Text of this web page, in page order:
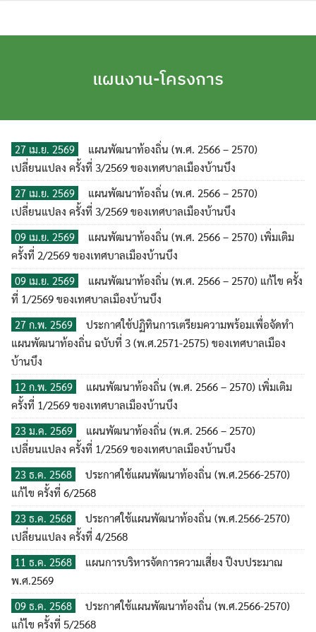
ค้นหา
สำหรับ:
แผนงาน-โครงการ
27 เม.ย. 2569
แผนพัฒนาท้องถิ่น (พ.ศ. 2566 – 2570)
เปลี่ยนแปลง ครั้งที่ 3/2569 ของเทศบาลเมืองบ้านบึง
27 เม.ย. 2569
แผนพัฒนาท้องถิ่น (พ.ศ. 2566 – 2570)
เปลี่ยนแปลง ครั้งที่ 3/2569 ของเทศบาลเมืองบ้านบึง
09 เม.ย. 2569
แผนพัฒนาท้องถิ่น (พ.ศ. 2566 – 2570) เพิ่มเติม
ครั้งที่ 2/2569 ของเทศบาลเมืองบ้านบึง
09 เม.ย. 2569
แผนพัฒนาท้องถิ่น (พ.ศ. 2566 – 2570) แก้ไข ครั้ง
ที่ 1/2569 ของเทศบาลเมืองบ้านบึง
27 ก.พ. 2569
ประกาศใช้ปฏิทินการเตรียมความพร้อมเพื่อจัดทำ
แผนพัฒนาท้องถิ่น ฉบับที่ 3 (พ.ศ.2571-2575) ของเทศบาลเมือง
บ้านบึง
12 ก.พ. 2569
แผนพัฒนาท้องถิ่น (พ.ศ. 2566 – 2570) เพิ่มเติม
ครั้งที่ 1/2569 ของเทศบาลเมืองบ้านบึง
23 ม.ค. 2569
แผนพัฒนาท้องถิ่น (พ.ศ. 2566 – 2570)
เปลี่ยนแปลง ครั้งที่ 1/2569 ของเทศบาลเมืองบ้านบึง
23 ธ.ค. 2568
ประกาศใช้แผนพัฒนาท้องถิ่น (พ.ศ.2566-2570)
แก้ไข ครั้งที่ 6/2568
23 ธ.ค. 2568
ประกาศใช้แผนพัฒนาท้องถิ่น (พ.ศ.2566-2570)
เปลี่ยนแปลง ครั้งที่ 4/2568
11 ธ.ค. 2568
แผนการบริหารจัดการความเสี่ยง ปีงบประมาณ
พ.ศ.2569
09 ธ.ค. 2568
ประกาศใช้แผนพัฒนาท้องถิ่น (พ.ศ.2566-2570)
แก้ไข ครั้งที่ 5/2568